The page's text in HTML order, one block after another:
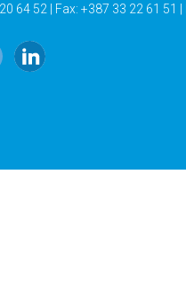
64 52 | Fax: +387 33 22 61 51 |